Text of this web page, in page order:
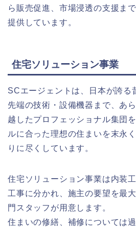
ら販売促進、市場浸透の支援ま
提供しています。
住宅ソリューション事業
SCエージェントは、日本が誇る
先端の技術・設備機器まで、あ
越したプロフェッショナル集団
ルに合った理想の住まいを末永
りに尽くしています。
住宅ソリューション事業は内装
工事に分かれ、施主の要望を最
門スタッフが用意します。
住まいの修繕、補修については